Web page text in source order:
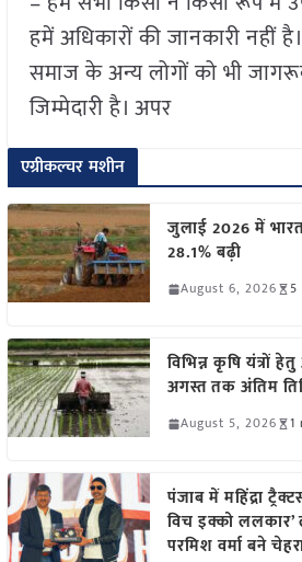
हमें अधिकारों की जानकारी नहीं
समाज के अन्य लोगों को भी
जिम्मेदारी है। अपर
एग्रीकल्चर मशीन
जुलाई 2026 में भारत
28.1% बढ़ी
August 6, 2026
विभिन्न कृषि
अगस्त तक अंतिम
August 5, 2026 1
पंजाब में महिंद्रा
विच इक्को
परमिश वर्मा बने